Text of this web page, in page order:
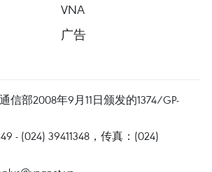
VNA
广告
信部2008年9月11日颁发的1374/GP-
- (024) 39411348，传真：(024)